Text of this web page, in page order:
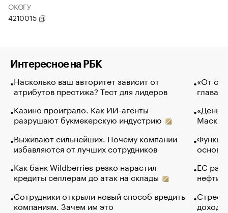
ОКОГУ
4210015
Интересное на РБК
Насколько ваш авторитет зависит от
атрибутов престижа? Тест для лидеров
Казино проиграло. Как ИИ-агенты
разрушают букмекерскую индустрию
Выживают сильнейших. Почему компании
избавляются от лучших сотрудников
Как банк Wildberries резко нарастил
кредиты селлерам до атак на склады
Сотрудники открыли новый способ вредить
компаниям. Зачем им это
«От
глава
Маск в
основ
ЕС
нефти